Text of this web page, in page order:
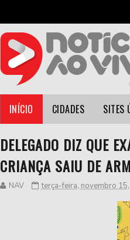
INÍCIO CIDADES SITES
DELEGADO DIZ QUE
CRIANÇA SAIU DE
NAV terça-feira, novembro